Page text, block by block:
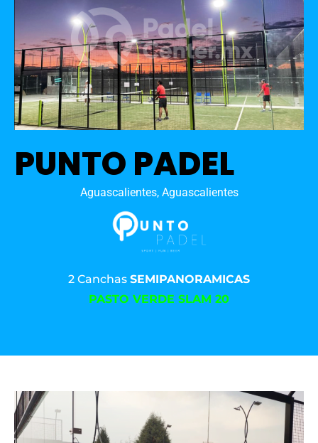
PUNTO PADEL
Aguascalientes, Aguascalientes
2 Canchas SEMIPANORAMICAS
PASTO VERDE SLAM 20